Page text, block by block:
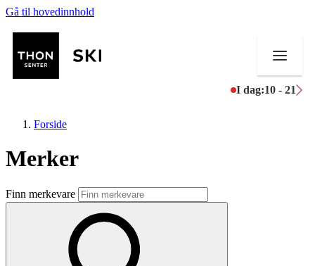
Gå til hovedinnhold
I dag:10 - 21
Butikker
Mat og drikke
Forside
Merker
Finn merkevare